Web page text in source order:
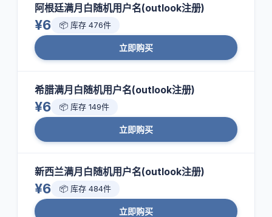
阿根廷满月白随机用户名(outlook注册)
¥6 📦 库存 476件
立即购买
希腊满月白随机用户名(outlook注册)
¥6 📦 库存 149件
立即购买
新西兰满月白随机用户名(outlook注册)
¥6 📦 库存 484件
立即购买